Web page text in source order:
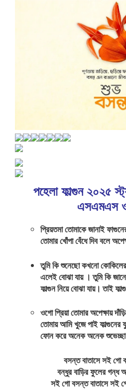
পহেলা ফাল্গুন ২০২৫
এসএমএস
প্রিয়তমা তোমাকে জানাই
তোমার খোঁপা বেঁধে দিব বলে
তুমি কি শুনেছো কখনো
এলেই বোঝা যায় । তুমি কি
ফাল্গুন নিয়ে বোঝা যায়। তাই
ওগো প্রিয়া তোমার অপেক্ষায়
তোমায় আমি খুজে পাই ফাল্গুনের
ফোন করে অনেক অনেক
বসন্ত বাতাসে সই গো
বন্ধুর বাড়ির ফুলের গন্ধ
সই গো বসন্ত বাতাসে সই